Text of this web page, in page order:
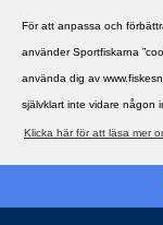
För att anpassa och
använder Sportfiskarna
använda dig av
självklart inte vidare någon
Klicka här för att läsa mer